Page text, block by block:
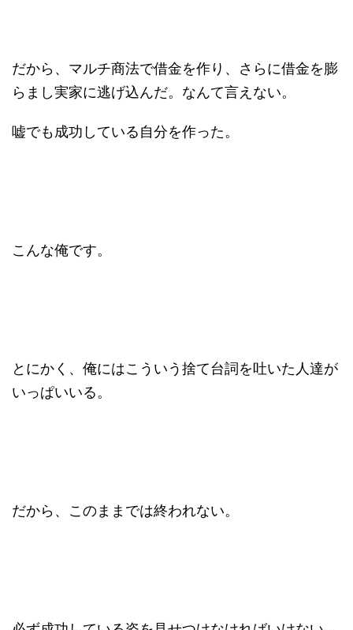
だから、マルチ商法で借金を作り、さらに借金を膨
らまし実家に逃げ込んだ。なんて言えない。
嘘でも成功している自分を作った。
こんな俺です。
とにかく、俺にはこういう捨て台詞を吐いた人達が
いっぱいいる。
だから、このままでは終われない。